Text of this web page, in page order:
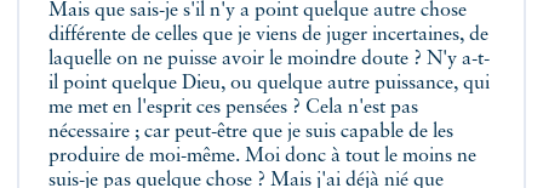
Mais que sais-je s'il n'y a point quelque autre chose
différente de celles que je viens de juger incertaines, de
laquelle on ne puisse avoir le moindre doute ? N'y a-t-
il point quelque Dieu, ou quelque autre puissance, qui
me met en l'esprit ces pensées ? Cela n'est pas
nécessaire ; car peut-être que je suis capable de les
produire de moi-même. Moi donc à tout le moins ne
suis-je pas quelque chose ? Mais j'ai déjà nié que